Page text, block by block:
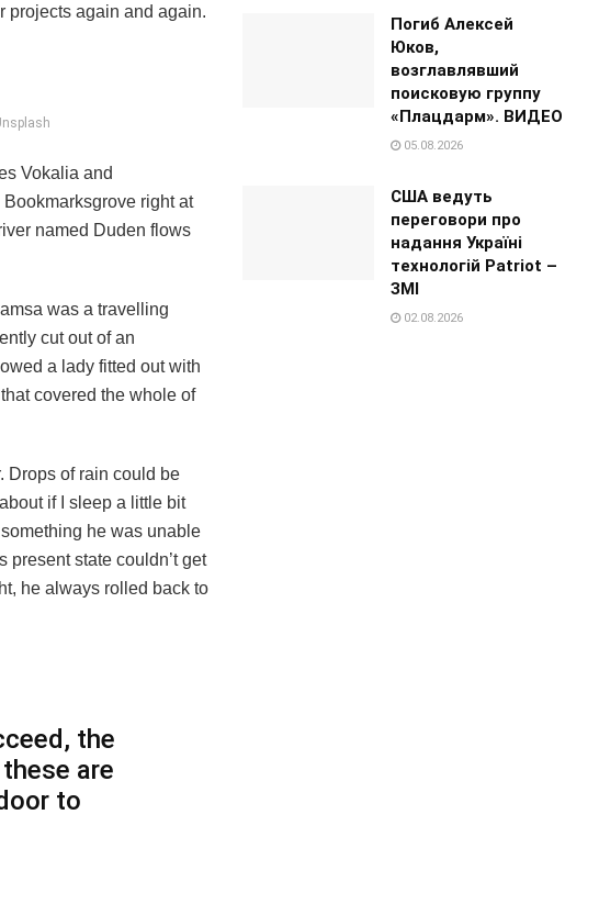
projects again and again.
Vokalia and
right at
named Duden flows
was a travelling
cut out of an
a lady fitted out with
covered the whole of
Drops of rain could be
if I sleep a little bit
he was unable
state couldn’t get
he always rolled back to
the
are
to
Погиб Алексей
Юков,
возглавлявший
поисковую группу
«Плацдарм». ВИДЕО
05.08.2026
США ведуть
переговори про
надання Україні
технологій Patriot –
ЗМІ
02.08.2026